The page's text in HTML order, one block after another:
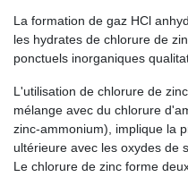
La formation de gaz HCl
les hydrates de chlorure de
ponctuels inorganiques
L'utilisation de chlorure de
mélange avec du chlorure
zinc-ammonium), implique la
ultérieure avec les oxydes de
Le chlorure de zinc forme